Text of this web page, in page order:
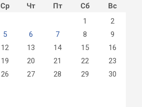
Ср Чт Пт Сб Вс
1
2
5 6 7 8
9
12 13 14 15
16
19 20 21 22
23
26 27 28 29
30